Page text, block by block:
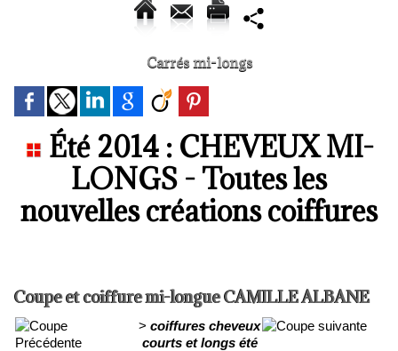
Carrés mi-longs
Été 2014 : CHEVEUX MI-
LONGS - Toutes les
nouvelles créations coiffures
Coupe et coiffure mi-longue CAMILLE ALBANE
> coiffures cheveux
courts et longs été